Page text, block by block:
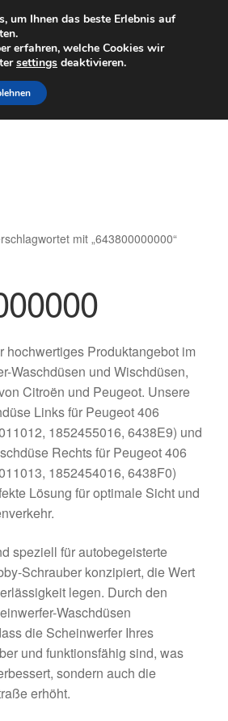
ab 6 EUR
Uhr · 0175 7465658
mit „643800000000“
hochwertiges Produktangebot im
Waschdüsen und Wischdüsen,
Citroën und Peugeot. Unsere
Links für Peugeot 406
1852455016, 6438E9) und
Rechts für Peugeot 406
1852454016, 6438F0)
Lösung für optimale Sicht und
speziell für autobegeisterte
Schrauber konzipiert, die Wert
legen. Durch den
Waschdüsen
die Scheinwerfer Ihres
und funktionsfähig sind, was
sondern auch die
erhöht.
um Ihnen das beste Erlebnis auf
erfahren, welche Cookies wir
settings deaktivieren.